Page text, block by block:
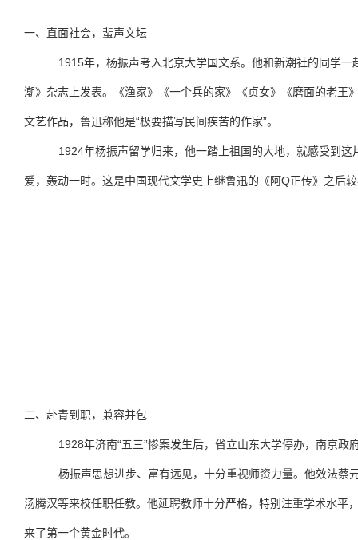
一、直面社会，蜚声文坛
1915年，杨振声考入北京大学国文系。他和新潮社的同学
潮》杂志上发表。《渔家》《一个兵的家》《贞女》《磨面的老
文艺作品，鲁迅称他是“极要描写民间疾苦的作家”。
1924年杨振声留学归来，他一踏上祖国的大地，就感受到
爱，轰动一时。这是中国现代文学史上继鲁迅的《阿 Q正传》之后
二、赴青到职，兼容并包
1928年济南“五三”惨案发生后，省立山东大学停办，南京政
杨振声思想进步、富有远见，十分重视师资力量。他效法蔡
汤腾汉等来校任职任教。他延聘教师十分严格，特别注重学术水
来了第一个黄金时代。